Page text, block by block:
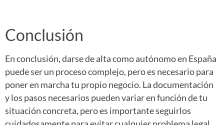
Conclusión
En conclusión, darse de alta como autónomo en España
puede ser un proceso complejo, pero es necesario para
poner en marcha tu propio negocio. La documentación
y los pasos necesarios pueden variar en función de tu
situación concreta, pero es importante seguirlos